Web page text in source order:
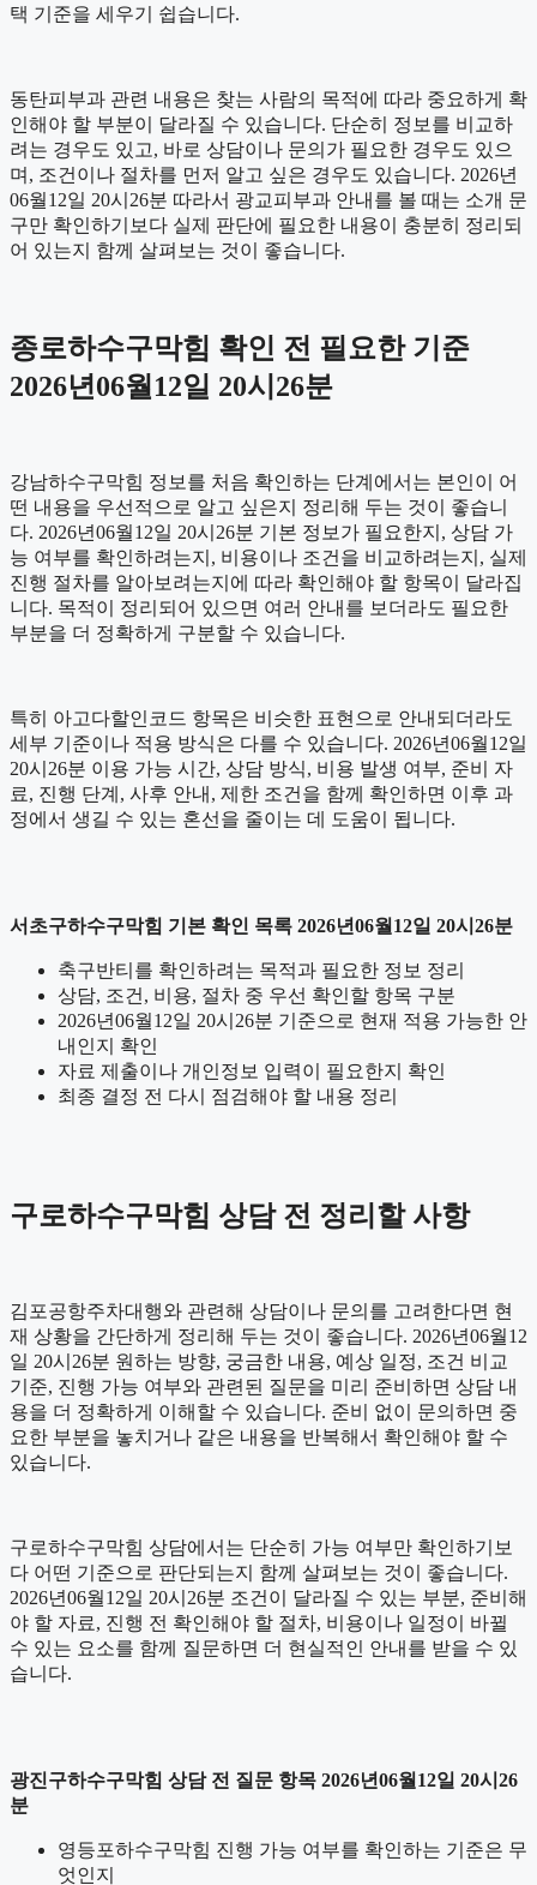
택 기준을 세우기 쉽습니다.
동탄피부과 관련 내용은 찾는 사람의 목적에 따라 중요하게 확
인해야 할 부분이 달라질 수 있습니다. 단순히 정보를 비교하
려는 경우도 있고, 바로 상담이나 문의가 필요한 경우도 있으
며, 조건이나 절차를 먼저 알고 싶은 경우도 있습니다. 2026년
06월12일 20시26분 따라서 광교피부과 안내를 볼 때는 소개 문
구만 확인하기보다 실제 판단에 필요한 내용이 충분히 정리되
어 있는지 함께 살펴보는 것이 좋습니다.
종로하수구막힘 확인 전 필요한 기준
2026년06월12일 20시26분
강남하수구막힘 정보를 처음 확인하는 단계에서는 본인이 어
떤 내용을 우선적으로 알고 싶은지 정리해 두는 것이 좋습니
다. 2026년06월12일 20시26분 기본 정보가 필요한지, 상담 가
능 여부를 확인하려는지, 비용이나 조건을 비교하려는지, 실제
진행 절차를 알아보려는지에 따라 확인해야 할 항목이 달라집
니다. 목적이 정리되어 있으면 여러 안내를 보더라도 필요한
부분을 더 정확하게 구분할 수 있습니다.
특히 아고다할인코드 항목은 비슷한 표현으로 안내되더라도
세부 기준이나 적용 방식은 다를 수 있습니다. 2026년06월12일
20시26분 이용 가능 시간, 상담 방식, 비용 발생 여부, 준비 자
료, 진행 단계, 사후 안내, 제한 조건을 함께 확인하면 이후 과
정에서 생길 수 있는 혼선을 줄이는 데 도움이 됩니다.
서초구하수구막힘 기본 확인 목록 2026년06월12일 20시26분
축구반티를 확인하려는 목적과 필요한 정보 정리
상담, 조건, 비용, 절차 중 우선 확인할 항목 구분
2026년06월12일 20시26분 기준으로 현재 적용 가능한 안
내인지 확인
자료 제출이나 개인정보 입력이 필요한지 확인
최종 결정 전 다시 점검해야 할 내용 정리
구로하수구막힘 상담 전 정리할 사항
김포공항주차대행와 관련해 상담이나 문의를 고려한다면 현
재 상황을 간단하게 정리해 두는 것이 좋습니다. 2026년06월12
일 20시26분 원하는 방향, 궁금한 내용, 예상 일정, 조건 비교
기준, 진행 가능 여부와 관련된 질문을 미리 준비하면 상담 내
용을 더 정확하게 이해할 수 있습니다. 준비 없이 문의하면 중
요한 부분을 놓치거나 같은 내용을 반복해서 확인해야 할 수
있습니다.
구로하수구막힘 상담에서는 단순히 가능 여부만 확인하기보
다 어떤 기준으로 판단되는지 함께 살펴보는 것이 좋습니다.
2026년06월12일 20시26분 조건이 달라질 수 있는 부분, 준비해
야 할 자료, 진행 전 확인해야 할 절차, 비용이나 일정이 바뀔
수 있는 요소를 함께 질문하면 더 현실적인 안내를 받을 수 있
습니다.
광진구하수구막힘 상담 전 질문 항목 2026년06월12일 20시26
분
영등포하수구막힘 진행 가능 여부를 확인하는 기준은 무
엇인지